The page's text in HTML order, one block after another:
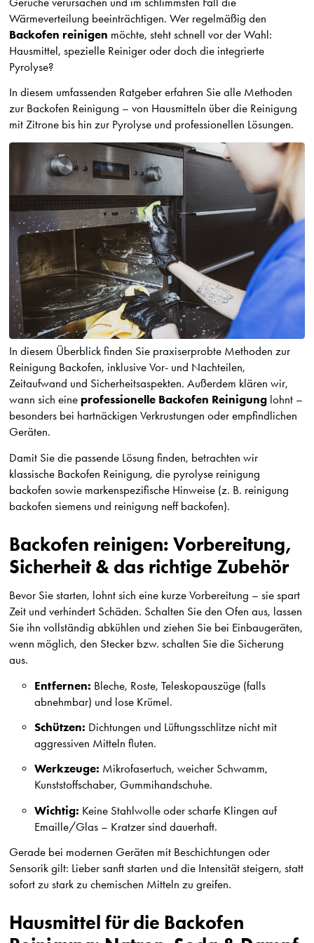
Wärmeverteilung beeinträchtigen. Wer regelmäßig den
Backofen reinigen möchte, steht schnell vor der Wahl:
Hausmittel, spezielle Reiniger oder doch die integrierte
Pyrolyse?
In diesem umfassenden Ratgeber erfahren Sie alle Methoden
zur Backofen Reinigung – von Hausmitteln über die Reinigung
mit Zitrone bis hin zur Pyrolyse und professionellen Lösungen.
In diesem Überblick finden Sie praxiserprobte Methoden zur
Reinigung Backofen, inklusive Vor- und Nachteilen,
Zeitaufwand und Sicherheitsaspekten. Außerdem klären wir,
wann sich eine professionelle Backofen Reinigung lohnt –
besonders bei hartnäckigen Verkrustungen oder empfindlichen
Geräten.
Damit Sie die passende Lösung finden, betrachten wir
klassische Backofen Reinigung, die pyrolyse reinigung
backofen sowie markenspezifische Hinweise (z. B. reinigung
backofen siemens und reinigung neff backofen).
Backofen reinigen: Vorbereitung,
Sicherheit & das richtige Zubehör
Bevor Sie starten, lohnt sich eine kurze Vorbereitung – sie spart
Zeit und verhindert Schäden. Schalten Sie den Ofen aus, lassen
Sie ihn vollständig abkühlen und ziehen Sie bei Einbaugeräten,
wenn möglich, den Stecker bzw. schalten Sie die Sicherung
aus.
Entfernen: Bleche, Roste, Teleskopauszüge (falls
abnehmbar) und lose Krümel.
Schützen: Dichtungen und Lüftungsschlitze nicht mit
aggressiven Mitteln fluten.
Werkzeuge: Mikrofasertuch, weicher Schwamm,
Kunststoffschaber, Gummihandschuhe.
Wichtig: Keine Stahlwolle oder scharfe Klingen auf
Emaille/Glas – Kratzer sind dauerhaft.
Gerade bei modernen Geräten mit Beschichtungen oder
Sensorik gilt: Lieber sanft starten und die Intensität steigern, statt
sofort zu stark zu chemischen Mitteln zu greifen.
Hausmittel für die Backofen